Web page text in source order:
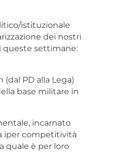
istituzionale
dei nostri
queste settimane:
PD alla Lega)
base militare in
incarnato
iper competitività
quale è per loro